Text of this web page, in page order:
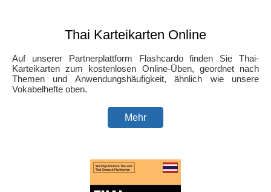
Thai Karteikarten Online
Auf unserer Partnerplattform Flashcardo finden Sie Thai-
Karteikarten zum kostenlosen Online-Üben, geordnet nach
Themen und Anwendungshäufigkeit, ähnlich wie unsere
Vokabelhefte oben.
Mehr